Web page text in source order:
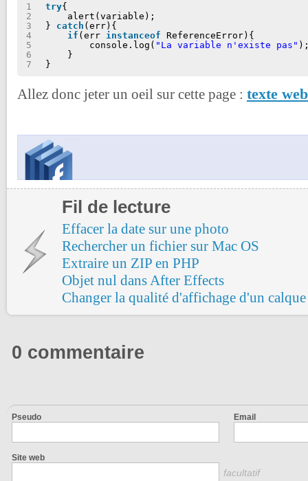
1
2
3
4
5
6
7
try{
alert(variable);
} catch (err){
if (err instanceof
ReferenceError){
console.log( "La variable n'existe pas"
}
}
Allez donc jeter un oeil sur cette page : texte
Fil de lecture
Effacer la date sur une photo
Rechercher un fichier sur Mac OS
Extraire un ZIP en PHP
Objet nul dans After Effects
Changer la qualité d'affichage d'un calque
0 commentaire
Pseudo Email
Site web
facultatif